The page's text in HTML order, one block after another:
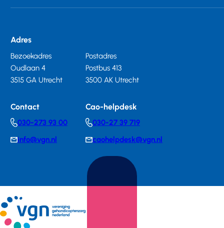
Adres
Bezoekadres
Oudlaan 4
3515 GA Utrecht
Postadres
Postbus 413
3500 AK Utrecht
Contact
Telephonenumber
030-273 93 00
E-info@vgn.nl
Cao-helpdesk
Telephonenumber
030-27 39 719
E-
mail
caohelpdesk@vgn.nl